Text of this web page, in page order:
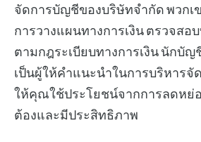
จัดการบัญชีของบริษัทจำกัด พวก
การวางแผนทางการเงิน ตรวจส
ตามกฎระเบียบทางการเงิน นักบั
เป็นผู้ให้คำแนะนำในการบริหารจั
ให้คุณใช้ประโยชน์จากการลดหย่
ต้องและมีประสิทธิภาพ